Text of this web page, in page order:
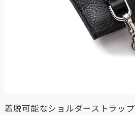
着脱可能なショルダーストラップ